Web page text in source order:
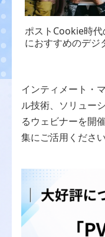
ポストCookie時代
におすすめのデジ
インティメート・
ル技術、ソリュー
るウェビナーを開
集にご活用ください